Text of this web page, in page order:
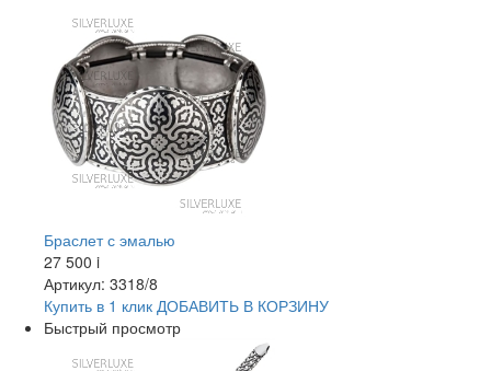
Браслет с эмалью
27 500 i
Артикул: 3318/8
Купить в 1 клик ДОБАВИТЬ В КОРЗИНУ
Быстрый просмотр